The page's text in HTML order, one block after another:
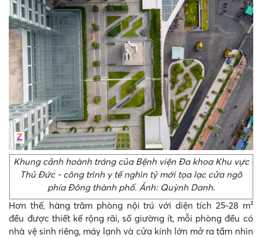
Khung cảnh hoành tráng của Bệnh viện Đa khoa Khu vực
Thủ Đức - công trình y tế nghìn tỷ mới tọa lạc cửa ngõ
phía Đông thành phố. Ảnh: Quỳnh Danh.
Hơn thế, hàng trăm phòng nội trú với diện tích 25-28 m²
đều được thiết kế rộng rãi, số giường ít, mỗi phòng đều có
nhà vệ sinh riêng, máy lạnh và cửa kính lớn mở ra tầm nhìn